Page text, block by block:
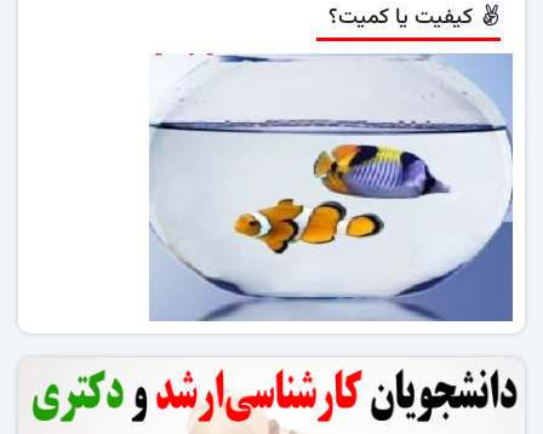
کیفیت یا کمیت؟